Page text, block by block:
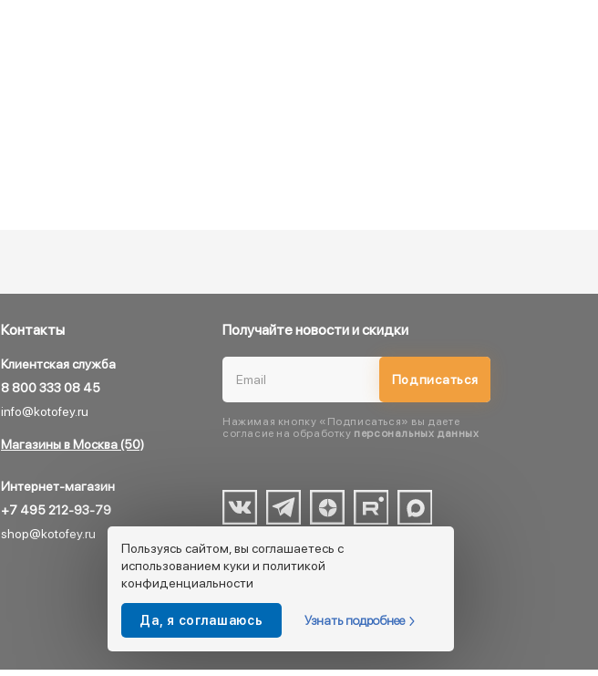
Контакты
Клиентская служба
8 800 333 08 45
info@kotofey.ru
Магазины в Москва (50)
Интернет-магазин
+7 495 212-93-79
shop@kotofey.ru
Получайте новости и скидки
Подписаться
Нажимая кнопку «Подписаться» вы даете
согласие на обработку персональных данных
Пользуясь сайтом, вы соглашаетесь с
использованием куки и политикой
конфиденциальности
Да, я соглашаюсь Узнать подробнее